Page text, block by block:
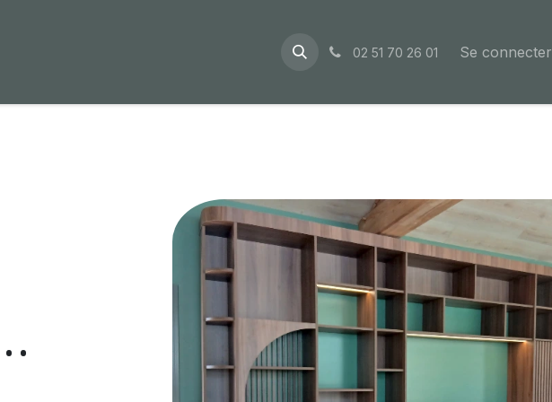
02 51 70 26 01 Se connecter